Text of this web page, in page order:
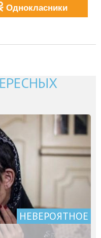
Однокласники
НЕВЕРОЯТНОЕ